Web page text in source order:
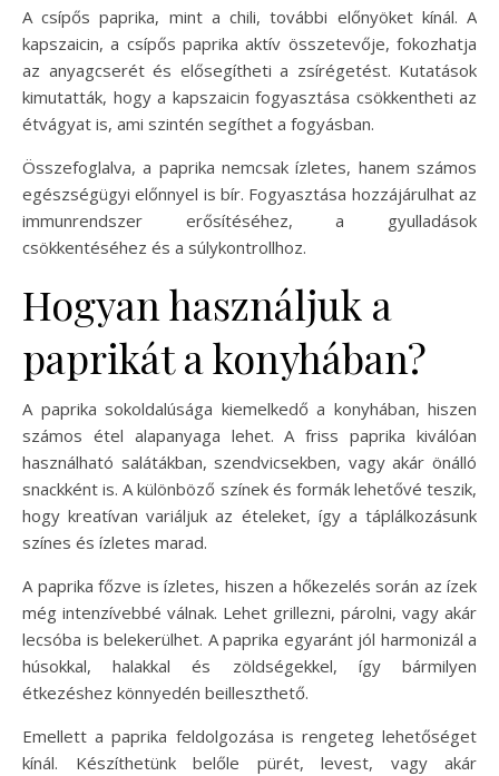
A csípős paprika, mint a chili, további előnyöket kínál. A
kapszaicin, a csípős paprika aktív összetevője, fokozhatja
az anyagcserét és elősegítheti a zsírégetést. Kutatások
kimutatták, hogy a kapszaicin fogyasztása csökkentheti az
étvágyat is, ami szintén segíthet a fogyásban.
Összefoglalva, a paprika nemcsak ízletes, hanem számos
egészségügyi előnnyel is bír. Fogyasztása hozzájárulhat az
immunrendszer erősítéséhez, a gyulladások
csökkentéséhez és a súlykontrollhoz.
Hogyan használjuk a
paprikát a konyhában?
A paprika sokoldalúsága kiemelkedő a konyhában, hiszen
számos étel alapanyaga lehet. A friss paprika kiválóan
használható salátákban, szendvicsekben, vagy akár önálló
snackként is. A különböző színek és formák lehetővé teszik,
hogy kreatívan variáljuk az ételeket, így a táplálkozásunk
színes és ízletes marad.
A paprika főzve is ízletes, hiszen a hőkezelés során az ízek
még intenzívebbé válnak. Lehet grillezni, párolni, vagy akár
lecsóba is belekerülhet. A paprika egyaránt jól harmonizál a
húsokkal, halakkal és zöldségekkel, így bármilyen
étkezéshez könnyedén beilleszthető.
Emellett a paprika feldolgozása is rengeteg lehetőséget
kínál. Készíthetünk belőle pürét, levest, vagy akár